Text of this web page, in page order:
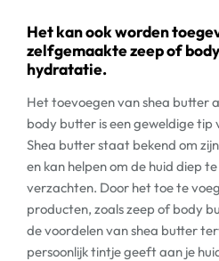
Het kan ook worden
zelfgemaakte zeep of
hydratatie.
Het toevoegen van shea butter
body butter is een geweldige
Shea butter staat bekend om
en kan helpen om de huid diep
verzachten. Door het toe te
producten, zoals zeep of body
de voordelen van shea butter
persoonlijk tintje geeft aan je